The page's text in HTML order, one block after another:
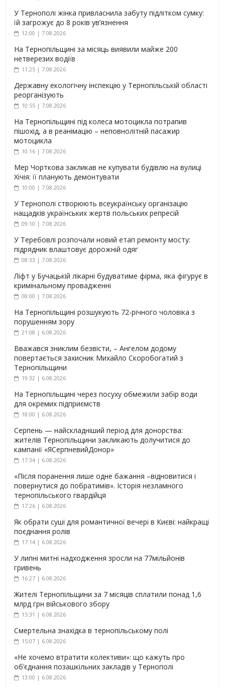
У Тернополі жінка привласнила забуту підлітком сумку:
їй загрожує до 8 років ув’язнення
12:00 | 7.08.2026
На Тернопільщині за місяць виявили майже 200
нетверезих водіїв
11:25 | 7.08.2026
Державну екологічну інспекцію у Тернопільській області
реорганізують
10:55 | 7.08.2026
На Тернопільщині під колеса мотоцикла потрапив
пішохід, а в реанімацію – неповнолітній пасажир
мотоцикла
10:16 | 7.08.2026
Мер Чорткова закликав не купувати будівлю на вулиці
Хічія: її планують демонтувати
10:00 | 7.08.2026
У Тернополі створюють всеукраїнську організацію
нащадків українських жертв польських репресій
09:10 | 7.08.2026
У Теребовлі розпочали новий етап ремонту мосту:
підрядник влаштовує дорожній одяг
08:33 | 7.08.2026
Ліфт у Бучацькій лікарні будуватиме фірма, яка фігурує в
кримінальному провадженні
08:00 | 7.08.2026
На Тернопільщині розшукують 72-річного чоловіка з
порушенням зору
21:08 | 6.08.2026
Вважався зниклим безвісти, – Ангелом додому
повертається захисник Михайло Скоробогатий з
Тернопільщини
19:32 | 6.08.2026
На Тернопільщині через посуху обмежили забір води
для окремих підприємств
18:00 | 6.08.2026
Серпень — найскладніший період для донорства:
жителів Тернопільщини закликають долучитися до
кампанії «ЯСерпневийДонор»
17:34 | 6.08.2026
«Після поранення лише одне бажання –відновитися і
повернутися до побратимів». Історія незламного
тернопільського гвардійця
17:26 | 6.08.2026
Як обрати суші для романтичної вечері в Києві: найкращі
поєднання ролів
17:14 | 6.08.2026
У липні митні надходження зросли на 77мільйонів
гривень
16:27 | 6.08.2026
Жителі Тернопільщини за 7 місяців сплатили понад 1,6
млрд грн військового збору
15:31 | 6.08.2026
Смертельна знахідка в тернопільському полі
15:07 | 6.08.2026
«Не хочемо втратити колективи»: що кажуть про
об’єднання позашкільних закладів у Тернополі
13:00 | 6.08.2026